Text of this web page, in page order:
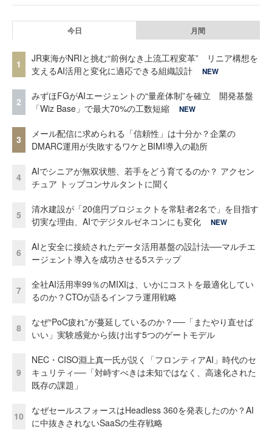
今日 月間
1
JR東海がNRIと挑む“前例なき上流工程変革” リニア構想を
支えるAI活用と変化に適応できる組織設計
NEW
2
みずほFGがAIエージェントの“量産体制”を確立 開発基盤
「Wiz Base」で最大70%の工数短縮
NEW
3
メール配信に求められる「信頼性」は十分か？企業の
DMARC運用が失敗するワケとBIMI導入の勘所
4
AIでシニアが無双状態、若手をどう育てるのか？ アクセン
チュア トップコンサルタントに聞く
5
清水建設が「20億円プロジェクトを常駐者2名で」を目指す
切実な理由、AIでデジタルゼネコンにも変化
NEW
6
AIと安全に接続されたデータ活用基盤の設計法──マルチエ
ージェント導入を成功させる5ステップ
7
全社AI活用率99％のMIXIは、いかにコストを最適化してい
るのか？CTOが語るインフラ運用戦略
8
なぜ“PoC疲れ”が蔓延しているのか？──「またやり直せば
いい」実験感覚から抜け出す5つのゲートモデル
9
NEC・CISO淵上真一氏が説く「フロンティアAI」時代のセ
キュリティ──「対峙すべきは未知ではなく、高速化された
既存の課題」
10
なぜセールスフォースはHeadless 360を発表したのか？AI
に中抜きされないSaaSの生存戦略